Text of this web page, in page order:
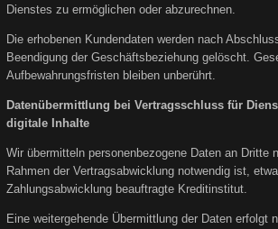
Dienstes zu ermöglichen oder abzurechnen.
Die erhobenen Kundendaten werden nach
Beendigung der Geschäftsbeziehung gelöscht.
Aufbewahrungsfristen bleiben unberührt.
Datenübermittlung bei Vertragsschluss für
digitale Inhalte
Wir übermitteln personenbezogene Daten an Dritte
Rahmen der Vertragsabwicklung notwendig ist,
Zahlungsabwicklung beauftragte Kreditinstitut.
Eine weitergehende Übermittlung der Daten erfolgt